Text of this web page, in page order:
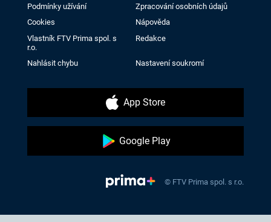
Podmínky užívání
Zpracování osobních údajů
Cookies
Nápověda
Vlastník FTV Prima spol. s
r.o.
Redakce
Nahlásit chybu Nastavení soukromí
App Store
Google Play
© FTV Prima spol. s r.o.